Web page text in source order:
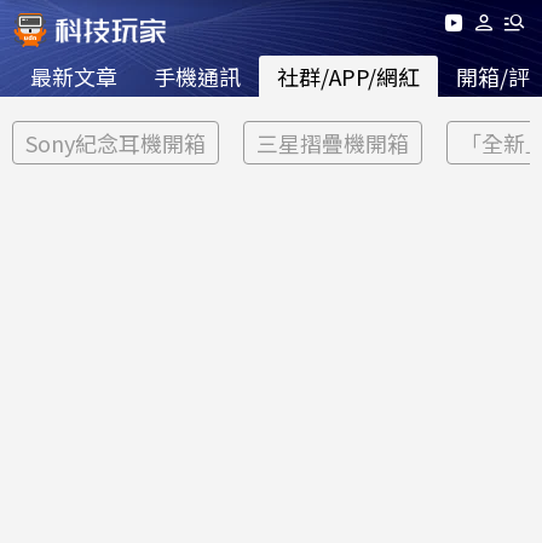
最新文章 手機通訊 社群/APP/網紅 開箱/評
Sony紀念耳機開箱 三星摺疊機開箱 「全新